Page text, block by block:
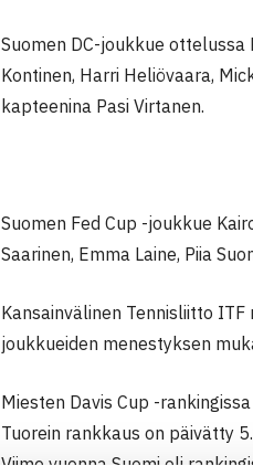
Suomen DC-joukkue ottelussa
Kontinen, Harri Heliövaara,
kapteenina Pasi Virtanen.
Suomen Fed Cup -joukkue
Saarinen, Emma Laine, Piia
Kansainvälinen Tennisliitto
joukkueiden menestyksen
Miesten Davis Cup -
Tuorein rankkaus on päivätty
Viime vuonna Suomi oli